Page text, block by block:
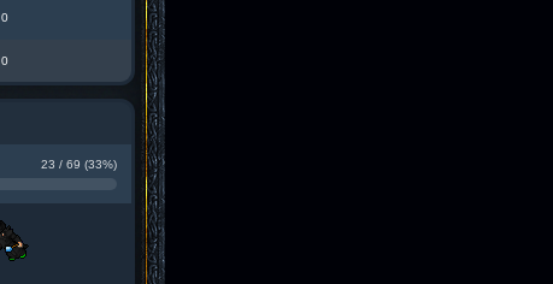
0
0
23 / 69 (33%)